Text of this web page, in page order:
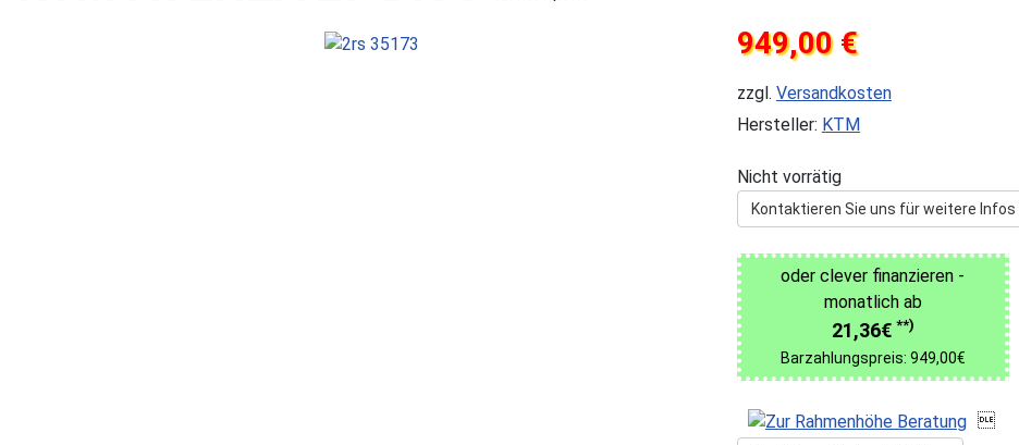
949,00 €
zzgl. Versandkosten
Hersteller: KTM
Nicht vorrätig
Kontaktieren Sie uns für weitere Infos
oder clever finanzieren -
monatlich ab
21,36€ **)
Barzahlungspreis: 949,00€
